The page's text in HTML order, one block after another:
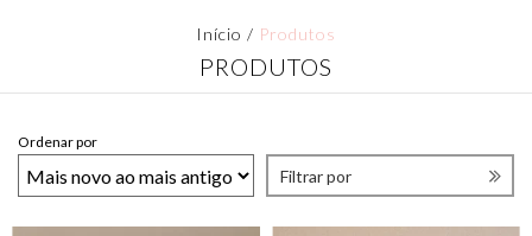
Início / Produtos
PRODUTOS
Ordenar por
Filtrar por